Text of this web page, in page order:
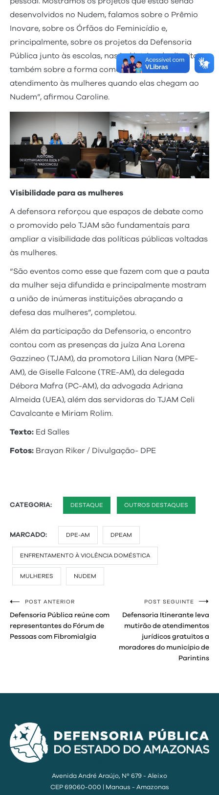
desenvolvidos no Nudem, falamos sobre o Prêmio
Inovare, sobre os Órfãos do Feminicídio e,
principalmente, sobre os projetos da Defensoria
Pública junto às escolas, nas indústrias do distrito e
também sobre a forma como fazemos o
atendimento às mulheres quando elas chegam ao
Nudem”, afirmou Caroline.
Visibilidade para as mulheres
A defensora reforçou que espaços de debate como
o promovido pelo TJAM são fundamentais para
ampliar a visibilidade das políticas públicas voltadas
às mulheres.
“São eventos como esse que fazem com que a pauta
da mulher seja difundida e principalmente mostram
a união de inúmeras instituições abraçando a
defesa das mulheres”, completou.
Além da participação da Defensoria, o encontro
contou com as presenças da juíza Ana Lorena
Gazzineo (TJAM), da promotora Lilian Nara (MPE-
AM), de Giselle Falcone (TRE-AM), da delegada
Débora Mafra (PC-AM), da advogada Adriana
Almeida (UEA), além das servidoras do TJAM Celi
Cavalcante e Miriam Rolim.
Texto: Ed Salles
Fotos: Brayan Riker / Divulgação- DPE
CATEGORIA: DESTAQUE OUTROS DESTAQUES
MARCADO: DPE-AM DPEAM
ENFRENTAMENTO À VIOLÊNCIA DOMÉSTICA
MULHERES NUDEM
Navegação
de
Post
POST ANTERIOR
Defensoria Pública reúne com
representantes do Fórum de
Pessoas com Fibromialgia
POST SEGUINTE
Defensoria Itinerante leva
mutirão de atendimentos
jurídicos gratuitos a
moradores do município de
Parintins
Avenida André Araújo, Nº 679 - Aleixo
CEP 69060-000 | Manaus - Amazonas